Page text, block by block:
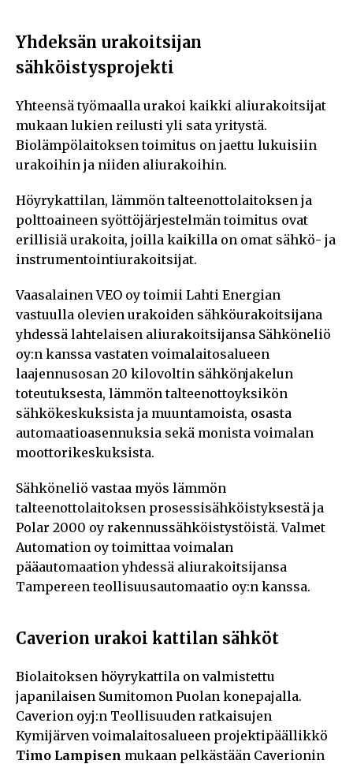
Yhdeksän urakoitsijan
sähköistysprojekti
Yhteensä työmaalla urakoi kaikki aliurakoitsijat
mukaan lukien reilusti yli sata yritystä.
Biolämpölaitoksen toimitus on jaettu lukuisiin
urakoihin ja niiden aliurakoihin.
Höyrykattilan, lämmön talteenottolaitoksen ja
polttoaineen syöttöjärjestelmän toimitus ovat
erillisiä urakoita, joilla kaikilla on omat sähkö- ja
instrumentointiurakoitsijat.
Vaasalainen VEO oy toimii Lahti Energian
vastuulla olevien urakoiden sähköurakoitsijana
yhdessä lahtelaisen aliurakoitsijansa Sähköneliö
oy:n kanssa vastaten voimalaitosalueen
laajennusosan 20 kilovoltin sähkönjakelun
toteutuksesta, lämmön talteenottoyksikön
sähkökeskuksista ja muuntamoista, osasta
automaatioasennuksia sekä monista voimalan
moottorikeskuksista.
Sähköneliö vastaa myös lämmön
talteenottolaitoksen prosessisähköistyksestä ja
Polar 2000 oy rakennussähköistystöistä. Valmet
Automation oy toimittaa voimalan
pääautomaation yhdessä aliurakoitsijansa
Tampereen teollisuusautomaatio oy:n kanssa.
Caverion urakoi kattilan sähköt
Biolaitoksen höyrykattila on valmistettu
japanilaisen Sumitomon Puolan konepajalla.
Caverion oyj:n Teollisuuden ratkaisujen
Kymijärven voimalaitosalueen projektipäällikkö
Timo Lampisen mukaan pelkästään Caverionin